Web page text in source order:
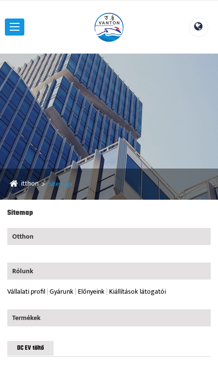
itthon Sitemap
Sitemap
Otthon
Rólunk
Vállalati profil|Gyárunk| Előnyeink| Kiállítások látogatói
Termékek
DC EV töltő